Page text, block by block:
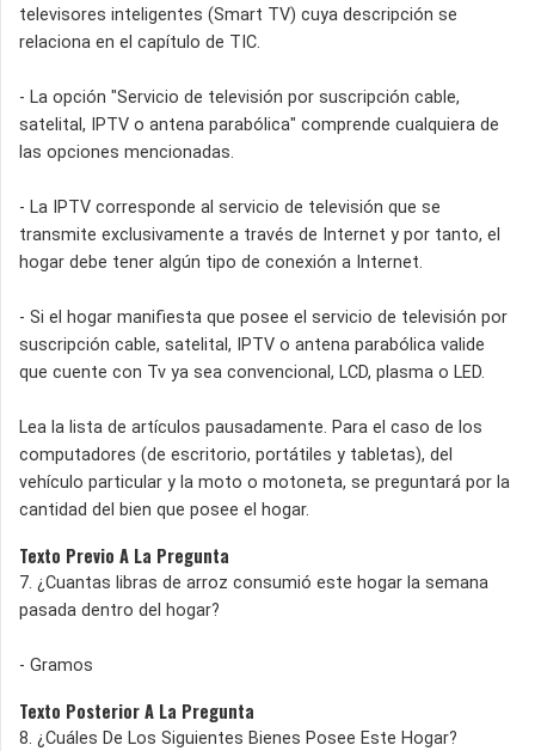
televisores inteligentes (Smart TV) cuya descripción se
relaciona en el capítulo de TIC.
- La opción "Servicio de televisión por suscripción cable,
satelital, IPTV o antena parabólica" comprende cualquiera de
las opciones mencionadas.
- La IPTV corresponde al servicio de televisión que se
transmite exclusivamente a través de Internet y por tanto, el
hogar debe tener algún tipo de conexión a Internet.
- Si el hogar manifiesta que posee el servicio de televisión por
suscripción cable, satelital, IPTV o antena parabólica valide
que cuente con Tv ya sea convencional, LCD, plasma o LED.
Lea la lista de artículos pausadamente. Para el caso de los
computadores (de escritorio, portátiles y tabletas), del
vehículo particular y la moto o motoneta, se preguntará por la
cantidad del bien que posee el hogar.
Texto Previo A La Pregunta
7. ¿Cuantas libras de arroz consumió este hogar la semana
pasada dentro del hogar?
- Gramos
Texto Posterior A La Pregunta
8. ¿Cuáles De Los Siguientes Bienes Posee Este Hogar?